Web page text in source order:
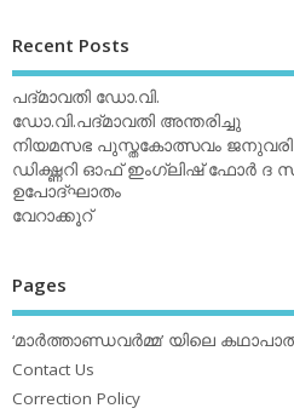
Recent Posts
പദ്മാവതി ഡോ.വി.
ഡോ.വി.പദ്മാവതി അന്തരിച്ചു
നിയമസഭ പുസ്തകോത്സവം
ഡിക്ഷ്ണറി ഓഫ് ഇംഗ്ലിഷ് ഫോര്‍ ദ
ഉപോദ്ഘാതം
വേറാക്കൂറ്
Pages
‘മാര്‍ത്താണ്ഡവര്‍മ്മ’ യിലെ
Contact Us
Correction Policy